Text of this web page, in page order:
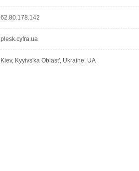
62.80.178.142
plesk.cyfra.ua
Kiev, Kyyivs'ka Oblast', Ukraine, UA